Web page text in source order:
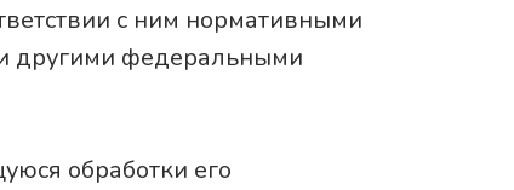
с ним нормативными
другими федеральными
обработки его